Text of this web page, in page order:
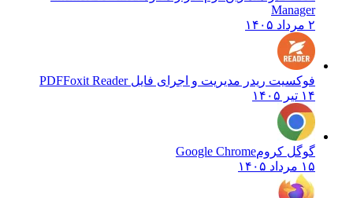
Manager
فوکسیت ریدر مدیریت و اجرای فایل PDFFoxit Reader
گوگل کروم Google Chrome